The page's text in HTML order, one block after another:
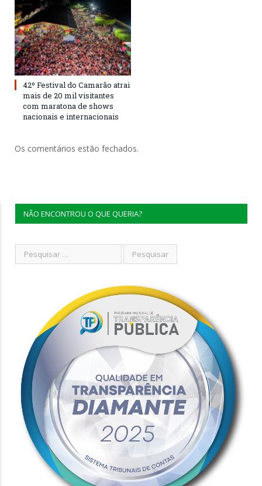
42º Festival do Camarão atrai
mais de 20 mil visitantes
com maratona de shows
nacionais e internacionais
Os comentários estão fechados.
NÃO ENCONTROU O QUE QUERIA?